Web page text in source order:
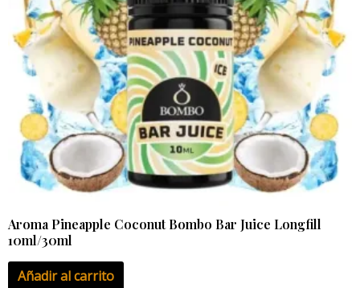
Aroma Pineapple Coconut Bombo Bar Juice Longfill
10ml/30ml
Añadir al carrito